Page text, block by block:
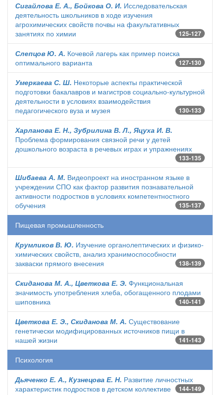
Сигайлова Е. А., Бойкова О. И. Исследовательская
деятельность школьников в ходе изучения
агрохимических свойств почвы на факультативных
занятиях по химии
125-127
Слепцов Ю. А. Кочевой лагерь как пример поиска
оптимального варианта
127-130
Умеркаева С. Ш. Некоторые аспекты практической
подготовки бакалавров и магистров социально-культурной
деятельности в условиях взаимодействия
педагогического вуза и музея
130-133
Харланова Е. Н., Зубрилина В. Л., Яцуха И. В.
Проблема формирования связной речи у детей
дошкольного возраста в речевых играх и упражнениях
133-135
Шибаева А. М. Видеопроект на иностранном языке в
учреждении СПО как фактор развития познавательной
активности подростков в условиях компетентностного
обучения
135-137
Пищевая промышленность
Крумликов В. Ю. Изучение органолептических и физико-
химических свойств, анализ хранимоспособности
закваски прямого внесения
138-139
Скиданова М. А., Цветкова Е. Э. Функциональная
значимость употребления хлеба, обогащенного плодами
шиповника
140-141
Цветкова Е. Э., Скиданова М. А. Существование
генетически модифицированных источников пищи в
нашей жизни
141-143
Психология
Дьяченко Е. А., Кузнецова Е. Н. Развитие личностных
характеристик подростков в детском коллективе
144-149